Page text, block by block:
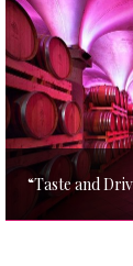
“Taste and